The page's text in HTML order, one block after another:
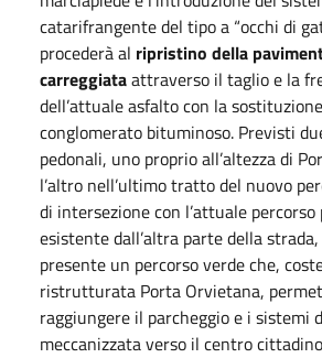
catarifrangente del tipo a “occhi di
procederà al ripristino della
carreggiataattraverso il taglio e la
dell’attuale asfalto con la
conglomerato bituminoso. Previsti
pedonali, uno proprio all’altezza di
l’altro nell’ultimo tratto del nuovo
di intersezione con l’attuale percorso
esistente dall’altra parte della
presente un percorso verde che,
ristrutturata Porta Orvietana,
raggiungere il parcheggio e i sistemi
meccanizzata verso il centro